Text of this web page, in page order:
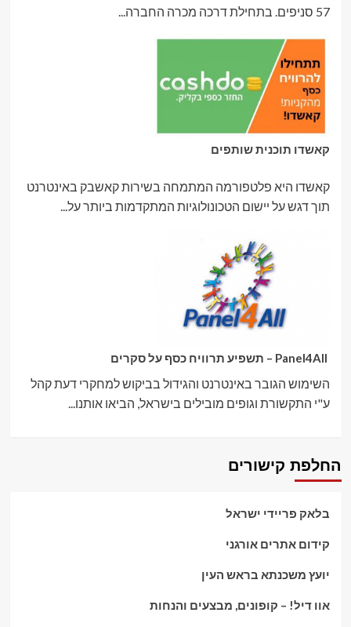
57 סניפים. בתחילת דרכה מכרה החברה...
קאשדו תוכנית שותפים
קאשדו היא פלטפורמה המתמחה בשירות קאשבק באינטרנט
תוך דגש על יישום הטכונולוגיות המתקדמות ביותר על...
השימוש הגובר באינטרנט והגידול בביקוש למחקרי דעת קהל
ע"י התקשורת וגופים מובילים בישראל, הביאו אותנו...
החלפת קישורים
בלאק פריידי ישראל
קידום אתרים אורגני
יועץ משכנתא בראש העין
אוו דיל! – קופונים, מבצעים והנחות